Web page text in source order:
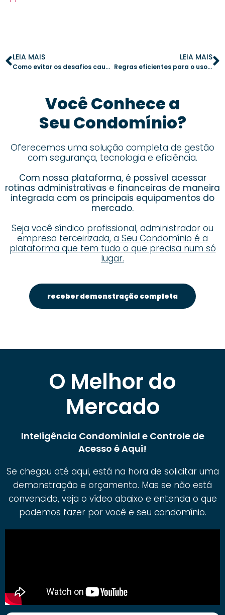
LEIA MAIS
Como evitar os desafios causados pela má comunicação na gestão condominial
LEIA MAIS
Regras eficientes para o uso de academia no condomínio: como evitar conflitos
Você Conhece a
Seu Condomínio?
Oferecemos uma solução completa de gestão
com segurança, tecnologia e eficiência.
Com nossa plataforma, é possível acessar
rotinas administrativas e financeiras de maneira
integrada com os principais equipamentos do
mercado.
Seja você síndico profissional, administrador ou
empresa terceirizada, a Seu Condomínio é a
plataforma que tem tudo o que precisa num só
lugar.
receber demonstração completa
O Melhor do
Mercado
Inteligência Condominial e Controle de
Acesso é Aqui!
Se chegou até aqui, está na hora de solicitar uma
demonstração e orçamento. Mas se não está
convencido, veja o vídeo abaixo e entenda o que
podemos fazer por você e seu condomínio.